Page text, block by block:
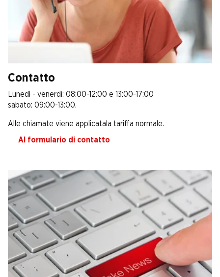
Contatto
Lunedì - venerdì: 08:00-12:00 e 13:00-17:00
sabato: 09:00-13:00.
Alle chiamate viene applicatala tariffa normale.
Al formulario di contatto